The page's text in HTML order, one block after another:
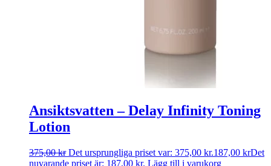
Ansiktsvatten – Delay Infinity Toning
Lotion
375,00kr Det ursprungliga priset var: 375,00 kr.187,00 krDet
nuvarande priset är: 187,00 kr. Lägg till i varukorg